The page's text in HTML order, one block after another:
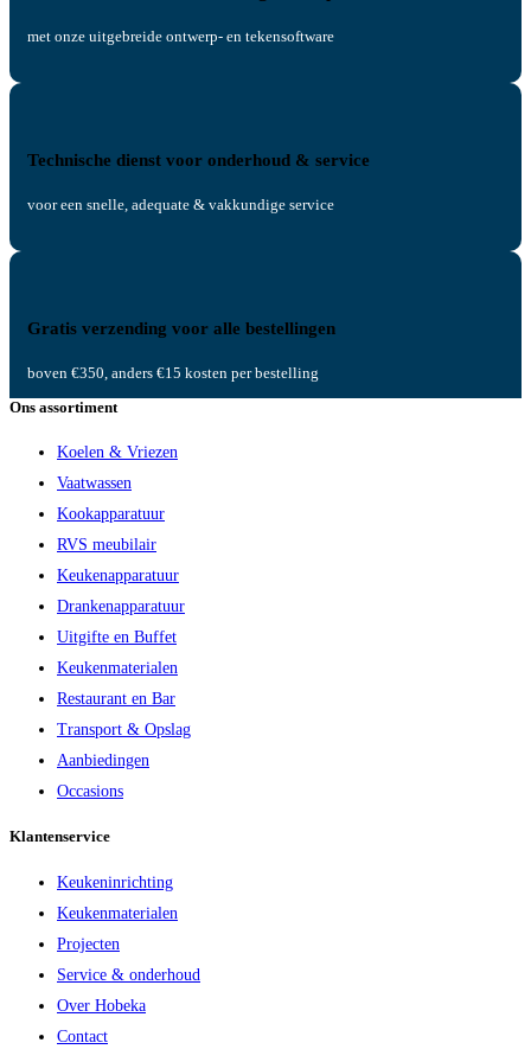
met onze uitgebreide ontwerp- en tekensoftware
Technische dienst voor onderhoud & service
voor een snelle, adequate & vakkundige service
Gratis verzending voor alle bestellingen
boven €350, anders €15 kosten per bestelling
Ons assortiment
Koelen & Vriezen
Vaatwassen
Kookapparatuur
RVS meubilair
Keukenapparatuur
Drankenapparatuur
Uitgifte en Buffet
Keukenmaterialen
Restaurant en Bar
Transport & Opslag
Aanbiedingen
Occasions
Klantenservice
Keukeninrichting
Keukenmaterialen
Projecten
Service & onderhoud
Over Hobeka
Contact